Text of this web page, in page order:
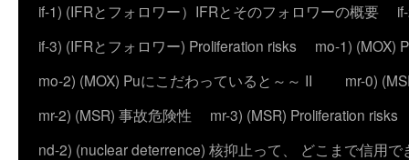
if-1) (IFRとフォロワー）IFRとそのフォロワーの概要
if-3) (IFRとフォロワー) Proliferation risks
mo-1) (MOX)
mo-2) (MOX) Puにこだわっていると～～ II
mr-0)
mr-2) (MSR) 事故危険性
mr-3) (MSR) Proliferation risks
nd-2) (nuclear deterrence) 核抑止って、 どこまで信用で